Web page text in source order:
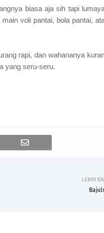
biasa aja sih tapi
voli pantai, bola pantai,
rapi, dan wahananya
yang seru-seru.
LEBIH